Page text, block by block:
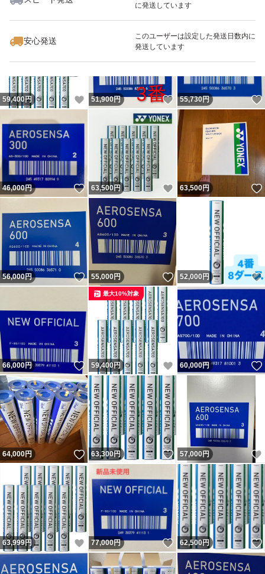
に発送しています
安心発送
このユーザーは設定した発送日数内に
発送しています
いいね！
61,000
59,400円 いいね！
51,900円 いいね！
55,730円
46,000円 いいね！
63,500円 いいね！
63,500円
56,000円 いいね！
55,000円 いいね！
52,000 円
66,000円 いいね！
59,400円 いいね！
最大10%対象
60,000円
64,000円 いいね！
63,300円 いいね！
57,000円
63,999円 いいね！
77,000円 いいね！
62,500円